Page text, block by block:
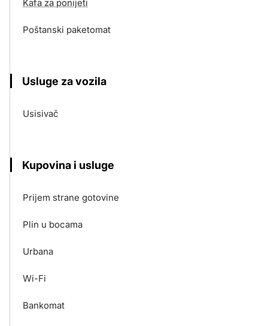
Kafa za ponijeti
Poštanski paketomat
Usluge za vozila
Usisivač
Kupovina i usluge
Prijem strane gotovine
Plin u bocama
Urbana
Wi-Fi
Bankomat